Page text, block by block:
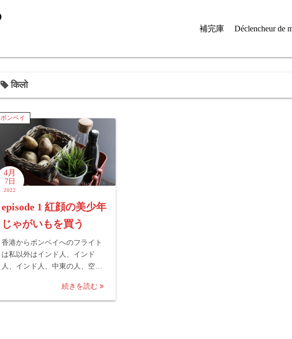
補完庫 Déclencheur de
किलो
ボンベイ
4月
7日
2022
episode 1 紅顔の美少年
じゃがいもを買う
香港からボンベイへのフライト
は私以外はインド人、インド
人、インド人、中東の人、空…
続きを読む